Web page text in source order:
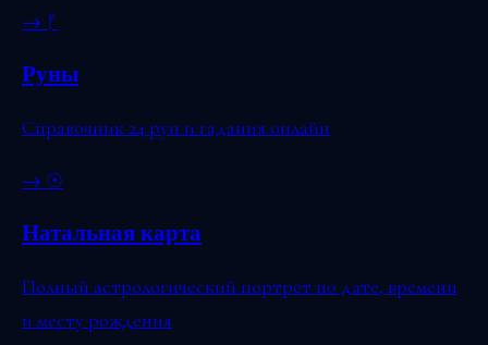
→ ᚠ
Руны
Справочник 24 рун и гадания онлайн
→ ☉
Натальная карта
Полный астрологический портрет по дате, времени
и месту рождения